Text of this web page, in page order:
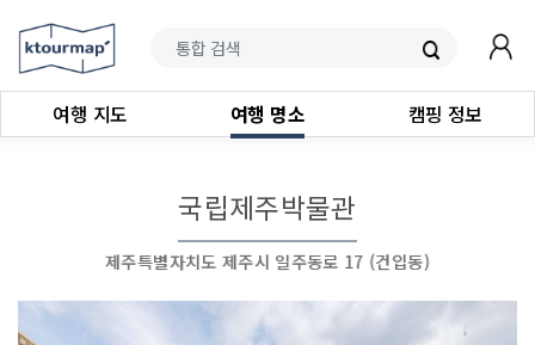
여행 지도 여행 명소 캠핑 정보
국립제주박물관
제주특별자치도 제주시 일주동로 17 (건입동)